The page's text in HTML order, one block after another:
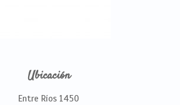
Ubicación
Entre Ríos 1450